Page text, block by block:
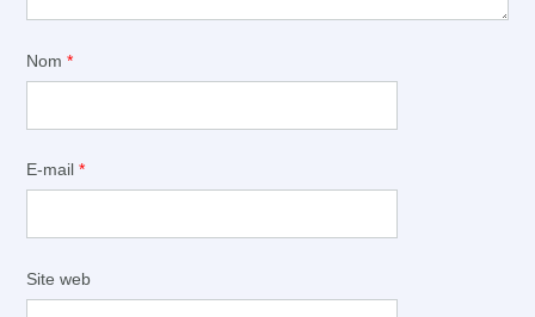
Nom *
E-mail *
Site web